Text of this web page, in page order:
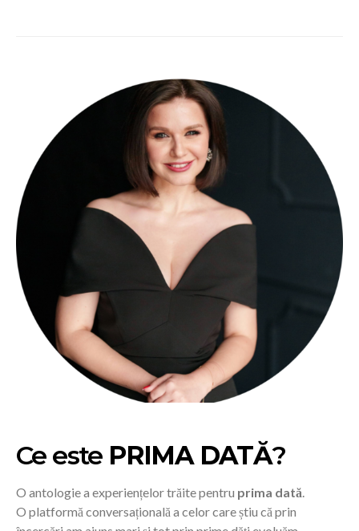
Ce este PRIMA DATĂ?
O antologie a experiențelor trăite pentru prima dată.
O platformă conversațională a celor care știu că prin